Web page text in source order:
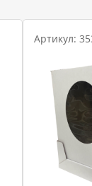
Артикул: